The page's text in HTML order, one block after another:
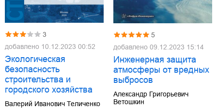
3
добавлено 10.12.2023 00:52
Экологическая
безопасность
строительства и
городского хозяйства
Валерий Иванович Теличенко
5
добавлено 09.12.2023 15:14
Инженерная защита
атмосферы от вредных
выбросов
Александр Григорьевич
Ветошкин